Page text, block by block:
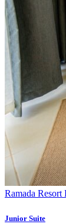
Ramada
Junior Suite